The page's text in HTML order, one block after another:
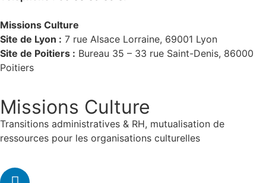
Missions Culture
Site de Lyon : 7 rue Alsace Lorraine, 69001 Lyon
Site de Poitiers : Bureau 35 – 33 rue Saint-Denis, 86000
Poitiers
Missions Culture
Transitions administratives & RH, mutualisation de
ressources pour les organisations culturelles